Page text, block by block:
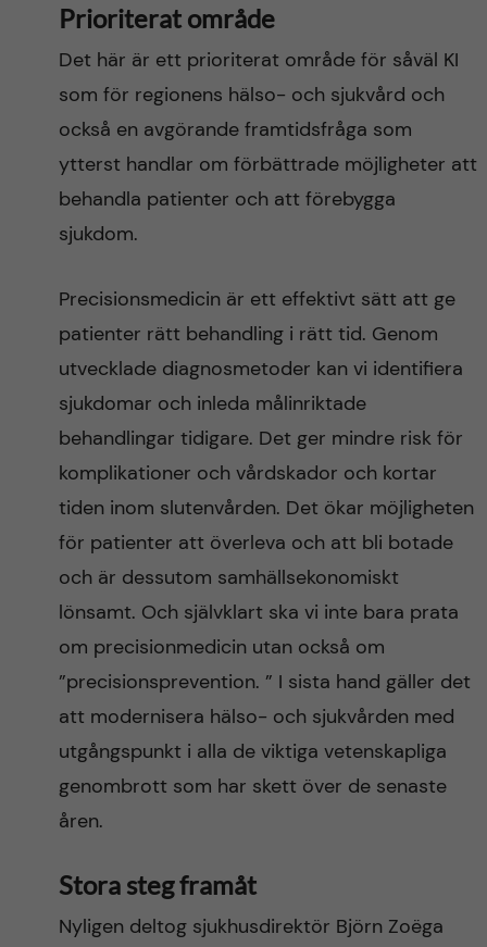
Prioriterat område
Det här är ett prioriterat område för såväl KI
som för regionens hälso- och sjukvård och
också en avgörande framtidsfråga som
ytterst handlar om förbättrade möjligheter att
behandla patienter och att förebygga
sjukdom.
Precisionsmedicin är ett effektivt sätt att ge
patienter rätt behandling i rätt tid. Genom
utvecklade diagnosmetoder kan vi identifiera
sjukdomar och inleda målinriktade
behandlingar tidigare. Det ger mindre risk för
komplikationer och vårdskador och kortar
tiden inom slutenvården. Det ökar möjligheten
för patienter att överleva och att bli botade
och är dessutom samhällsekonomiskt
lönsamt. Och självklart ska vi inte bara prata
om precisionmedicin utan också om
”precisionsprevention. ” I sista hand gäller det
att modernisera hälso- och sjukvården med
utgångspunkt i alla de viktiga vetenskapliga
genombrott som har skett över de senaste
åren.
Stora steg framåt
Nyligen deltog sjukhusdirektör Björn Zoëga